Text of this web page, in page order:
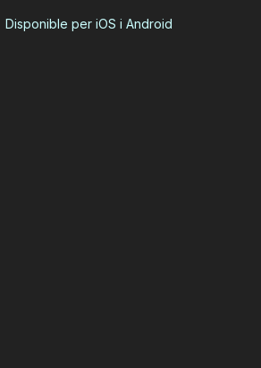
Disponible per iOS i Android